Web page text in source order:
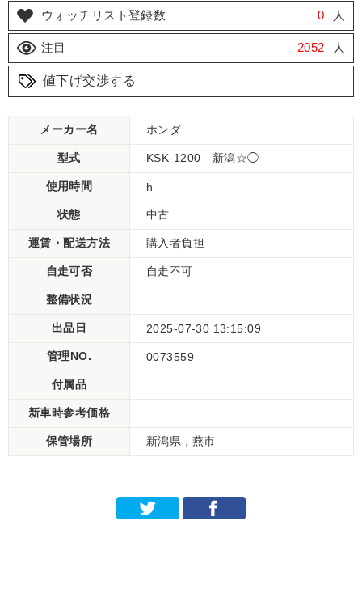
ウォッチリスト登録数 0 人
注目 2052 人
値下げ交渉する
メーカー名 ホンダ
型式 KSK-1200 新潟☆◯
使用時間 h
状態 中古
運賃・配送方法 購入者負担
自走可否 自走不可
整備状況
出品日 2025-07-30 13:15:09
管理NO. 0073559
付属品
新車時参考価格
保管場所 新潟県 , 燕市